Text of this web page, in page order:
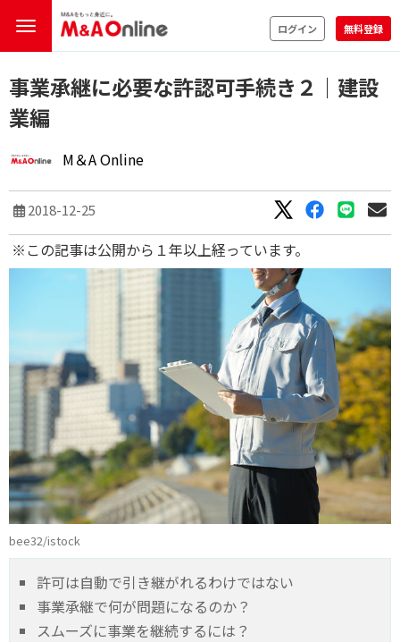
ログイン 無料登録
事業承継に必要な許認可手続き２｜建設
業編
M＆A Online
2018-12-25
※この記事は公開から１年以上経っています。
bee32/istock
許可は自動で引き継がれるわけではない
事業承継で何が問題になるのか？
スムーズに事業を継続するには？